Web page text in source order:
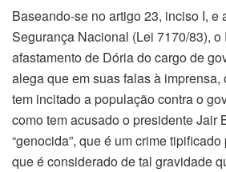
Baseando-se no artigo 23, inciso I, e
Segurança Nacional (Lei 7170/83), o
afastamento de Dória do cargo de
alega que em suas falas à
tem incitado a população contra o
como tem acusado o presidente Jair
“genocida”, que é um crime
que é considerado de tal gravidade